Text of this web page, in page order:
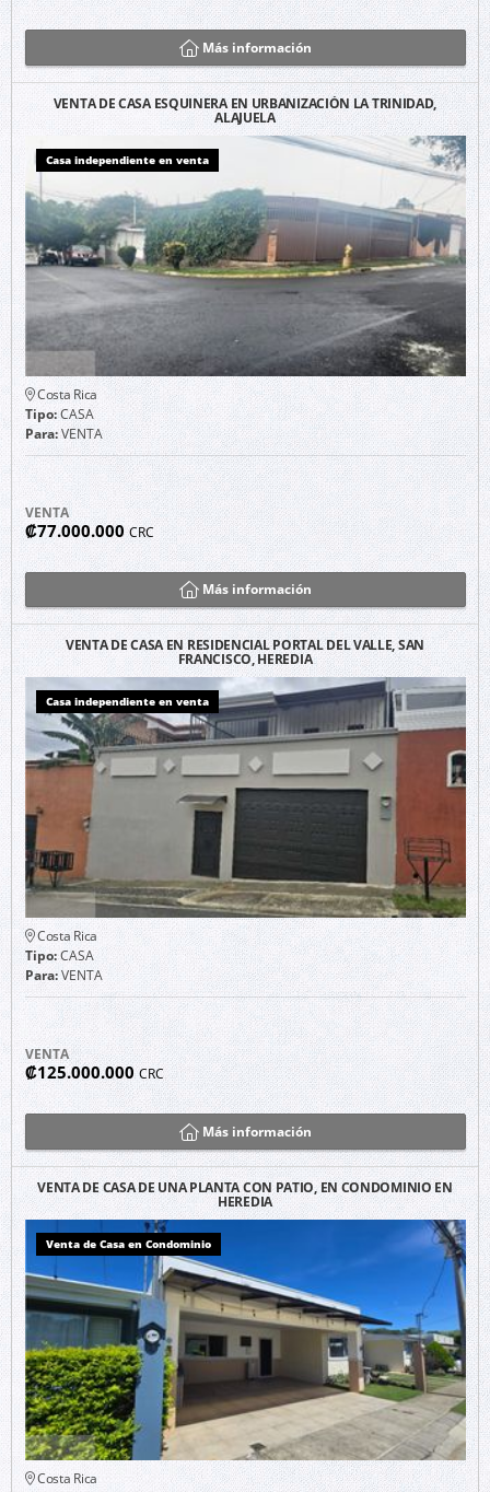
Más información
VENTA DE CASA ESQUINERA EN URBANIZACIÓN LA TRINIDAD,
ALAJUELA
Casa independiente en venta
Costa Rica
Tipo:CASA
Para:VENTA
VENTA
₡77.000.000CRC
Más información
VENTA DE CASA EN RESIDENCIAL PORTAL DEL VALLE, SAN
FRANCISCO, HEREDIA
Casa independiente en venta
Costa Rica
Tipo:CASA
Para:VENTA
VENTA
₡125.000.000CRC
Más información
VENTA DE CASA DE UNA PLANTA CON PATIO, EN CONDOMINIO EN
HEREDIA
Venta de Casa en Condominio
Costa Rica